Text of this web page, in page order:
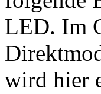
LED. Im
wird hier